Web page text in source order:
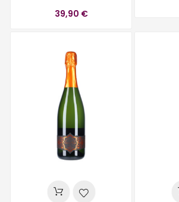
39,90 €